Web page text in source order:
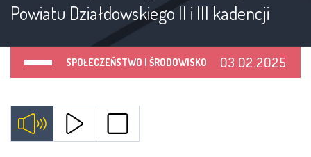
Powiatu Działdowskiego II i III kadencji
SPOŁECZEŃSTWO I ŚRODOWISKO 03.02.2025